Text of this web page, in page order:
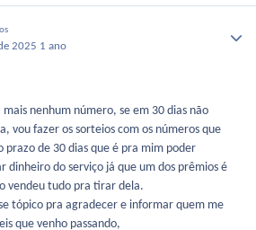
2025 1 ano
nenhum número, se em 30 dias não
vou fazer os sorteios com os números que
prazo de 30 dias que é pra mim poder
dinheiro do serviço já que um dos prêmios é
vendeu tudo pra tirar dela.
tópico pra agradecer e informar quem me
que venho passando,